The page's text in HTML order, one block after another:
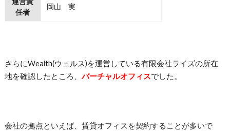
任者
岡山 実
さらにWealth(ウェルス)を運営している有限会社ライズの所在
地を確認したところ、 バーチャルオフィスでした。
会社の拠点といえば、賃貸オフィスを契約することが多いで